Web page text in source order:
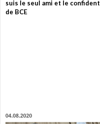
suis le seul ami et le confident
de BCE
04.08.2020